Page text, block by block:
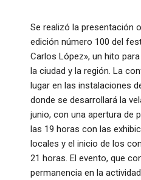
Se realizó la presentación
edición número 100 del
Carlos López», un hito
la ciudad y la región. La
lugar en las instalaciones
donde se desarrollará la
junio, con una apertura de
las 19 horas con las
locales y el inicio de los
21 horas. El evento, que
permanencia en la